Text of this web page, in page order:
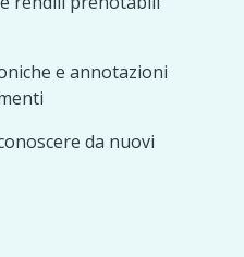
e annotazioni
da nuovi